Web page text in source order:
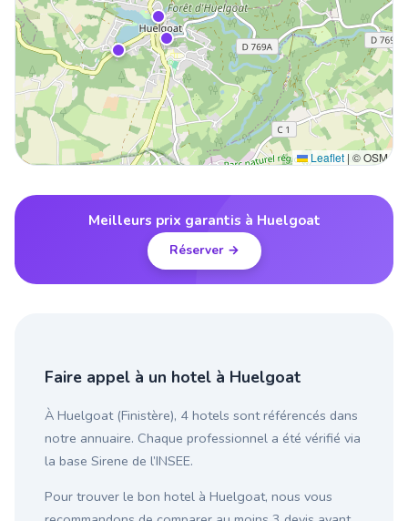
Leaflet | © OSM
Meilleurs prix garantis à Huelgoat
Réserver →
Faire appel à un hotel à Huelgoat
À Huelgoat (Finistère), 4 hotels sont référencés dans
notre annuaire. Chaque professionnel a été vérifié via
la base Sirene de l’INSEE.
Pour trouver le bon hotel à Huelgoat, nous vous